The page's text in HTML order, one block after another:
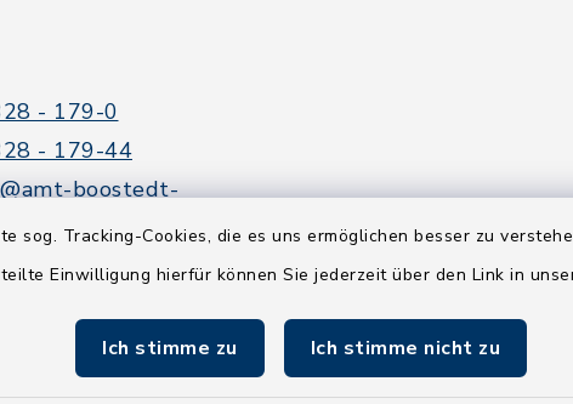
sog. Tracking-Cookies, die es uns ermöglichen besser zu
Einwilligung hierfür können Sie jederzeit über den Link in
Ich stimme zu Ich stimme nicht zu
- 179-0
- 179-44
boostedt-